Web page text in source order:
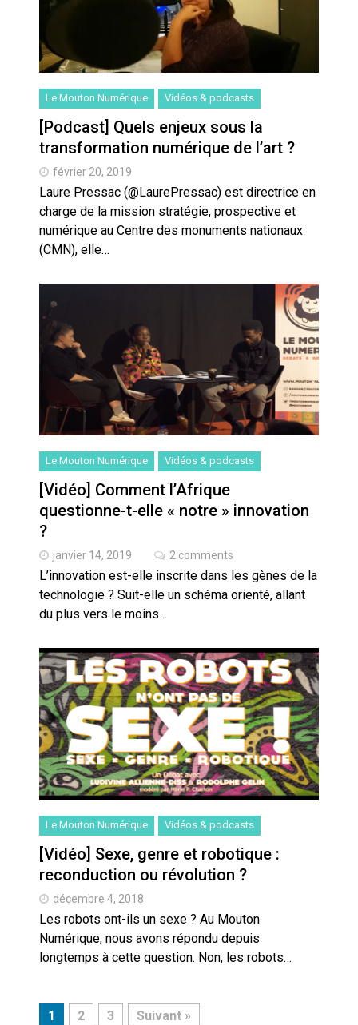
Le Mouton Numérique Vidéos & podcasts
[Podcast] Quels enjeux sous la
transformation numérique de l’art ?
février 20, 2019
Laure Pressac (@LaurePressac) est directrice en
charge de la mission stratégie, prospective et
numérique au Centre des monuments nationaux
(CMN), elle…
Le Mouton Numérique Vidéos & podcasts
[Vidéo] Comment l’Afrique
questionne-t-elle « notre » innovation
?
janvier 14, 2019 2 comments
L’innovation est-elle inscrite dans les gènes de la
technologie ? Suit-elle un schéma orienté, allant
du plus vers le moins…
Le Mouton Numérique Vidéos & podcasts
[Vidéo] Sexe, genre et robotique :
reconduction ou révolution ?
décembre 4, 2018
Les robots ont-ils un sexe ? Au Mouton
Numérique, nous avons répondu depuis
longtemps à cette question. Non, les robots…
1 2 3 Suivant »